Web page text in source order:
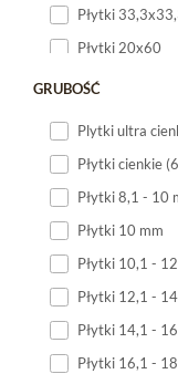
Płytki
Płytki 20x60
Płytki 20x120
GRUBOŚĆ
Plytki ultra
Płytki cienkie
Płytki 8,1 - 10
Płytki 10 mm
Płytki 10,1 -
Płytki 12,1 -
Płytki 14,1 -
Płytki 16,1 -